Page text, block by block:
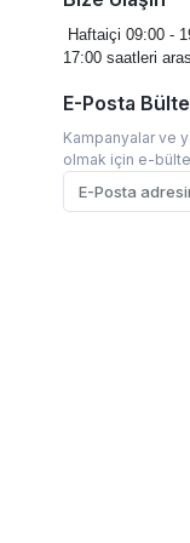
Haftaiçi 09:00 -
17:00 saatleri
E-Posta
Kampanyalar ve
olmak için e-